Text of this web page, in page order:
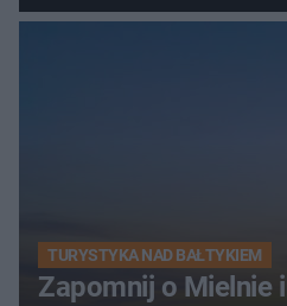
TURYSTYKA NAD BAŁTYKIEM
Zapomnij o Mielnie